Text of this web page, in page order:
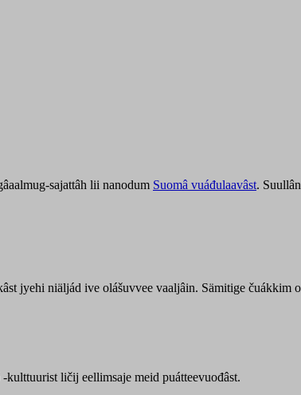
sajattâh lii nanodum Suomâ vuáđulaavâst.
jyehi niäljád ive olášuvvee vaaljâin. Sämitige čuákkim
ličij eellimsaje meid puátteevuođâst.